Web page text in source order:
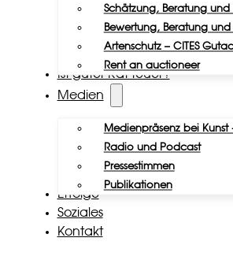
Schätzung, Beratung
Bewertung, Beratung
Artenschutz – CITES
Rent an auctioneer
Ist guter Rat teuer?
Medien
Medienpräsenz bei Kunst
Radio und Podcast
Pressestimmen
Publikationen
Erfolge
Soziales
Kontakt